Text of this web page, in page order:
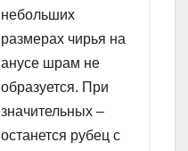
небольших
размерах чирья на
анусе шрам не
образуется. При
значительных –
останется рубец с